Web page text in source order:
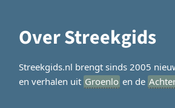
Over Streekgids
Streekgids.nl brengt sinds 2005
en verhalen uit Groenlo en de